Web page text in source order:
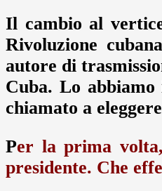
Il cambio al
Rivoluzione
autore di
Cuba. Lo
chiamato a
Per la prima
presidente. Che